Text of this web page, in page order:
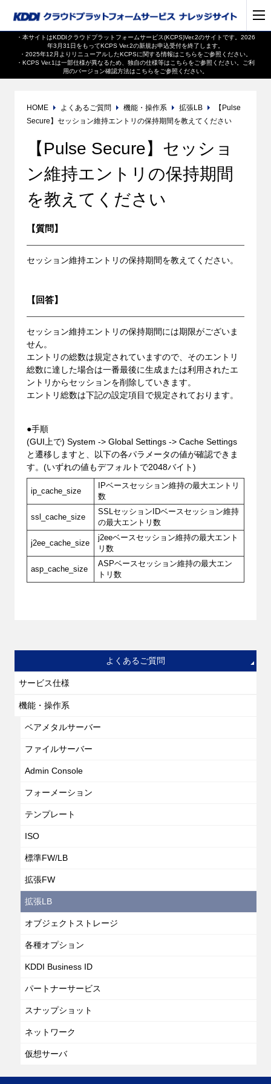
・本サイトはKDDIクラウドプラットフォームサービス(KCPS)Ver.2のサイトです。2026
年3月31日をもってKCPS Ver.2の新規お申込受付を終了します。
・2025年12月よりリニューアルしたKCPSに関する情報は こちらをご参照ください。
・KCPS Ver.1は一部仕様が異なるため、独自の仕様等は こちらをご参照ください。ご利
用のバージョン確認方法は こちらをご参照ください。
HOME よくあるご質問 機能・操作系 拡張LB
【Pulse
Secure】セッション維持エントリの保持期間を教えてください
【Pulse Secure】セッショ
ン維持エントリの保持期間
を教えてください
【質問】
セッション維持エントリの保持期間を教えてください。
【回答】
セッション維持エントリの保持期間には期限がございま
せん。
エントリの総数は規定されていますので、そのエントリ
総数に達した場合は一番最後に生成または利用されたエ
ントリからセッションを削除していきます。
エントリ総数は下記の設定項目で規定されております。
●手順
(GUI上で) System -> Global Settings -> Cache Settings
と遷移しますと、以下の各パラメータの値が確認できま
す。(いずれの値もデフォルトで2048バイト)
ip_cache_size
IPベースセッション維持の最大エントリ
数
ssl_cache_size
SSLセッションIDベースセッション維持
の最大エントリ数
j2ee_cache_size
j2eeベースセッション維持の最大エント
リ数
asp_cache_size
ASPベースセッション維持の最大エン
トリ数
よくあるご質問
サービス仕様
機能・操作系
ベアメタルサーバー
ファイルサーバー
Admin Console
フォーメーション
テンプレート
ISO
標準FW/LB
拡張FW
拡張LB
オブジェクトストレージ
各種オプション
KDDI Business ID
パートナーサービス
スナップショット
ネットワーク
仮想サーバ